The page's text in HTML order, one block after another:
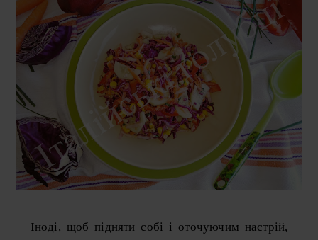
Іноді, щоб підняти собі і оточуючим настрій,